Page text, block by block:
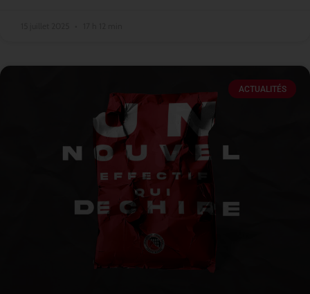
ACTUALITÉS